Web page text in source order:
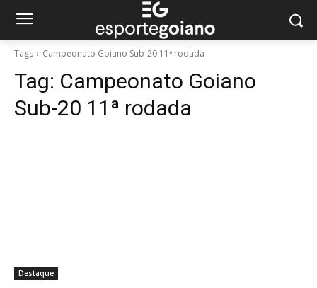
Tags Campeonato Goiano Sub-20 11ª rodada
Tag: Campeonato Goiano
Sub-20 11ª rodada
Destaque